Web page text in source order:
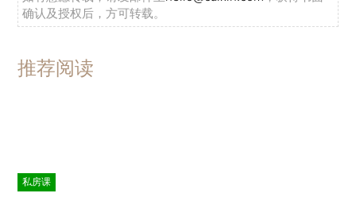
确认及授权后，方可转载。
推荐阅读
私房课